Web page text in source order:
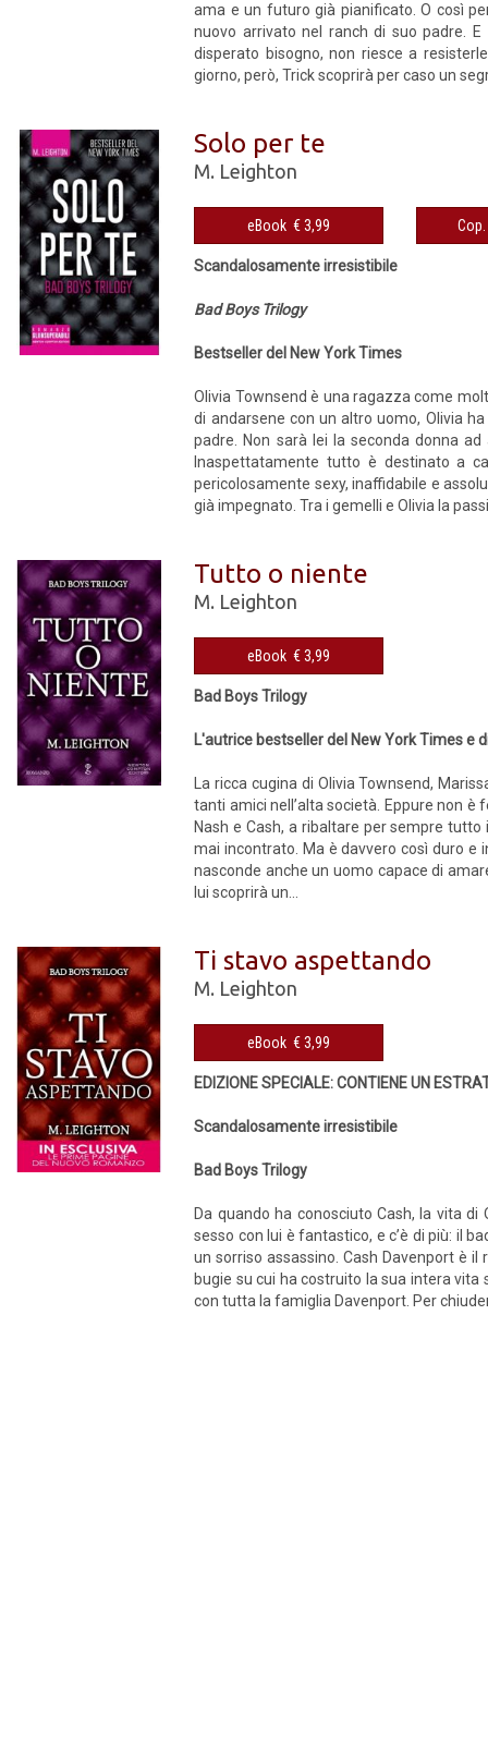
ama e un futuro già pianificato. O così
nuovo arrivato nel ranch di suo padre.
disperato bisogno, non riesce a
giorno, però, Trick scoprirà per caso un
Solo per te
M. Leighton
eBook € 3,99
Scandalosamente irresistibile
Bad Boys Trilogy
Bestseller del New York Times
Olivia Townsend è una ragazza come
di andarsene con un altro uomo, Olivia
padre. Non sarà lei la seconda donna
Inaspettatamente tutto è destinato a
pericolosamente sexy, inaffidabile e
già impegnato. Tra i gemelli e Olivia la
Tutto o niente
M. Leighton
eBook € 3,99
Bad Boys Trilogy
L'autrice bestseller del New York Times e
La ricca cugina di Olivia Townsend,
tanti amici nell’alta società. Eppure non è
Nash e Cash, a ribaltare per sempre
mai incontrato. Ma è davvero così duro e
nasconde anche un uomo capace di
lui scoprirà un...
Ti stavo aspettando
M. Leighton
eBook € 3,99
EDIZIONE SPECIALE: CONTIENE UN
Scandalosamente irresistibile
Bad Boys Trilogy
Da quando ha conosciuto Cash, la vita
sesso con lui è fantastico, e c’è di più: il
un sorriso assassino. Cash Davenport è
bugie su cui ha costruito la sua intera
con tutta la famiglia Davenport. Per